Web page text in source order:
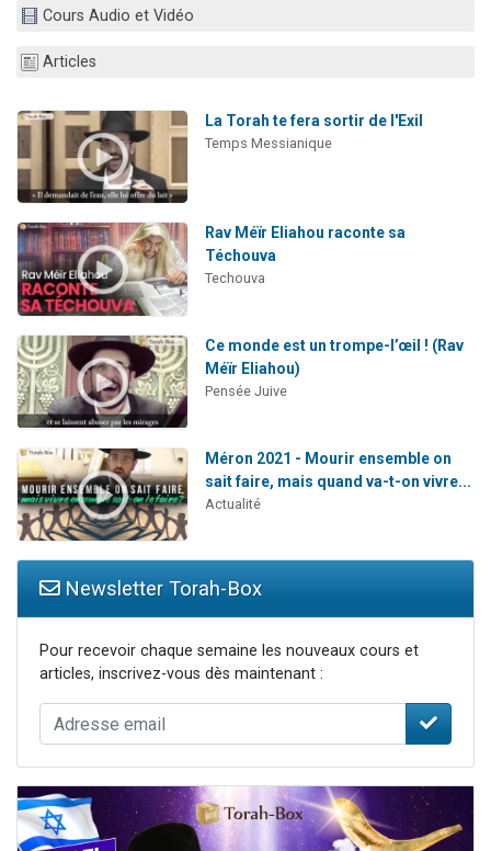
16 personnes viennent de faire un don pour Diane, 80 ans, dans un appartement insalubre
4 personnes viennent de faire un don pour Reloger Rivka, 6 enfants, victime de violences...
2 personnes viennent de faire un don pour 1 Journée de Vacances Pour les Enfants
Cours Audio et Vidéo
Articles
La Torah te fera sortir de l'Exil
Temps Messianique
Rav Méïr Eliahou raconte sa
Téchouva
Techouva
Ce monde est un trompe-l’œil ! (Rav
Méïr Eliahou)
Pensée Juive
Méron 2021 - Mourir ensemble on
sait faire, mais quand va-t-on vivre...
Actualité
Newsletter Torah-Box
Pour recevoir chaque semaine les nouveaux cours et
articles, inscrivez-vous dès maintenant :